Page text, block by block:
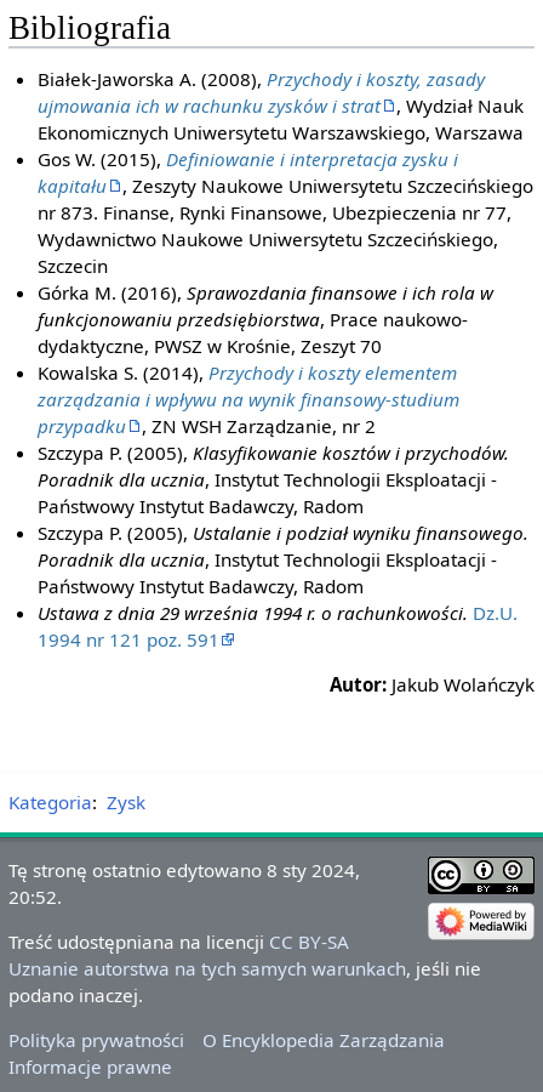
Bibliografia
Białek-Jaworska A. (2008),Przychody i koszty, zasady
ujmowania ich w rachunku zysków i strat
, Wydział Nauk
Ekonomicznych Uniwersytetu Warszawskiego, Warszawa
Gos W. (2015),Definiowanie i interpretacja zysku i
kapitału
, Zeszyty Naukowe Uniwersytetu Szczecińskiego
nr 873. Finanse, Rynki Finansowe, Ubezpieczenia nr 77,
Wydawnictwo Naukowe Uniwersytetu Szczecińskiego,
Szczecin
Górka M. (2016),Sprawozdania finansowe i ich rola w
funkcjonowaniu przedsiębiorstwa, Prace naukowo-
dydaktyczne, PWSZ w Krośnie, Zeszyt 70
Kowalska S. (2014),Przychody i koszty elementem
zarządzania i wpływu na wynik finansowy-studium
przypadku
, ZN WSH Zarządzanie, nr 2
Szczypa P. (2005),Klasyfikowanie kosztów i przychodów.
Poradnik dla ucznia, Instytut Technologii Eksploatacji -
Państwowy Instytut Badawczy, Radom
Szczypa P. (2005), Ustalanie i podział wyniku finansowego.
Poradnik dla ucznia, Instytut Technologii Eksploatacji -
Państwowy Instytut Badawczy, Radom
Ustawa z dnia 29 września 1994 r. o rachunkowości. Dz.U.
1994 nr 121 poz. 591
Autor: Jakub Wolańczyk
Kategoria: Zysk
Tę stronę ostatnio edytowano 8 sty 2024,
20:52.
Treść udostępniana na licencji CC BY-SA
Uznanie autorstwa na tych samych warunkach, jeśli nie
podano inaczej.
Polityka prywatności
O Encyklopedia Zarządzania
Informacje prawne